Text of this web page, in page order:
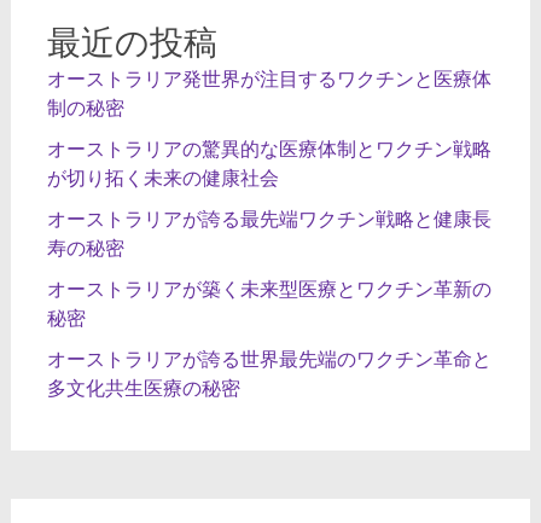
最近の投稿
オーストラリア発世界が注目するワクチンと医療体
制の秘密
オーストラリアの驚異的な医療体制とワクチン戦略
が切り拓く未来の健康社会
オーストラリアが誇る最先端ワクチン戦略と健康長
寿の秘密
オーストラリアが築く未来型医療とワクチン革新の
秘密
オーストラリアが誇る世界最先端のワクチン革命と
多文化共生医療の秘密